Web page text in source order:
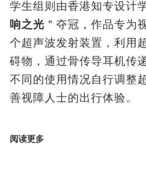
学生组则由香港知专设计
响之光 ＂夺冠，作品专为
个超声波发射装置，利用
碍物，通过骨传导耳机传
不同的使用情况自行调整
善视障人士的出行体验。
阅读更多